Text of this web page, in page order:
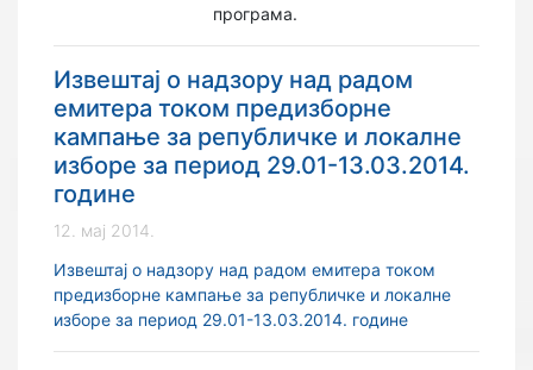
програма.
Извештај о надзору над радом
емитера током предизборне
кампање за републичке и локалне
изборе за период 29.01-13.03.2014.
године
12. мај 2014.
Извештај о надзору над радом емитера током
предизборне кампање за републичке и локалне
изборе за период 29.01-13.03.2014. године